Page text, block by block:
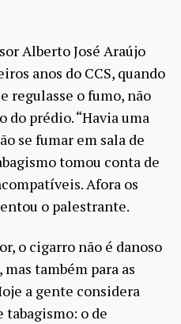
Alberto José Araújo
anos do CCS, quando
regulasse o fumo, não
prédio. “Havia uma
se fumar em sala de
tomou conta de
Afora os
o palestrante.
o cigarro não é danoso
também para as
a gente considera
o de